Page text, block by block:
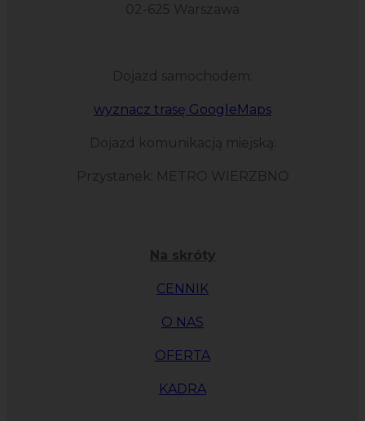
02-625 Warszawa
Dojazd samochodem:
wyznacz trasę GoogleMaps
Dojazd komunikacją miejską:
Przystanek: METRO WIERZBNO
Na skróty
CENNIK
O NAS
OFERTA
KADRA